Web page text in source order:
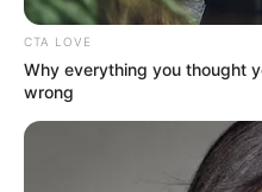
Agama: Kristen
Zodia: Virgo
Tinggi Badan: 178 cm
Golongan Darah: A
CTA LOVE
Why everything you thought
wrong